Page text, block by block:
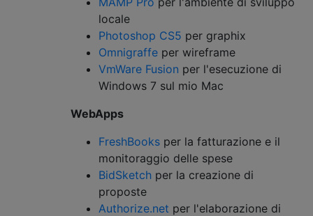
locale
Photoshop CS5 per graphix
Omnigraffe per wireframe
VmWare Fusion per l'esecuzione di
Windows 7 sul mio Mac
WebApps
FreshBooks per la fatturazione e il
monitoraggio delle spese
BidSketch per la creazione di
proposte
Authorize.net per l'elaborazione di